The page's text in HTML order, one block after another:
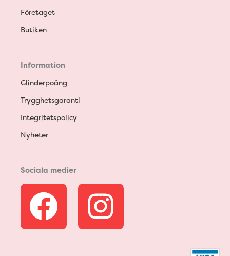
Företaget
Butiken
Information
Glinderpoäng
Trygghetsgaranti
Integritetspolicy
Nyheter
Sociala medier
F
a
I
n